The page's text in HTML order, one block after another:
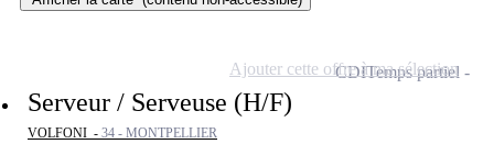
Serveur / Serveuse (H/F)
VOLFONI - 34 - MONTPELLIER
CDITemps partiel
Ajouter cette offre à ma sélection